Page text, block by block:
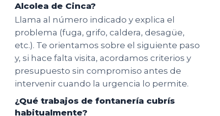
Alcolea de Cinca?
Llama al número indicado y explica el
problema (fuga, grifo, caldera, desagüe,
etc.). Te orientamos sobre el siguiente paso
y, si hace falta visita, acordamos criterios y
presupuesto sin compromiso antes de
intervenir cuando la urgencia lo permite.
¿Qué trabajos de fontanería cubrís
habitualmente?